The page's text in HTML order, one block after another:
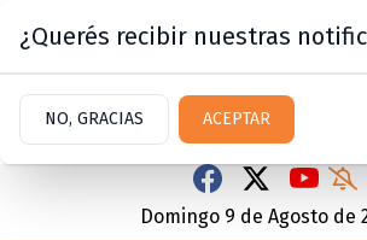
Domingo 9 de Agosto de
¿Querés recibir nuestras
NO, GRACIAS ACEPTAR